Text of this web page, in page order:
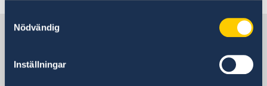
Nödvändig
Inställningar
Sverige i Zambia
Adressinfo